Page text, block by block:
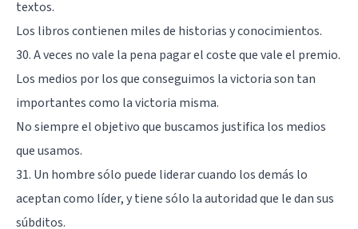
textos.
Los libros contienen miles de historias y conocimientos.
30. A veces no vale la pena pagar el coste que vale el premio.
Los medios por los que conseguimos la victoria son tan
importantes como la victoria misma.
No siempre el objetivo que buscamos justifica los medios
que usamos.
31. Un hombre sólo puede liderar cuando los demás lo
aceptan como líder, y tiene sólo la autoridad que le dan sus
súbditos.